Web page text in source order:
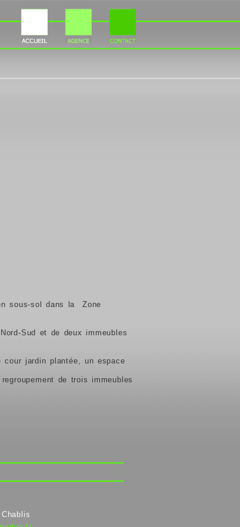
sous-sol dans la Zone
Sud et de deux immeubles
cour jardin plantée, un espace
de trois immeubles